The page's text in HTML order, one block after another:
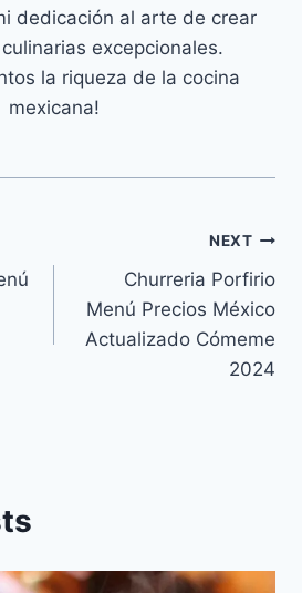
dedicación al arte de crear
excepcionales.
la riqueza de la cocina
mexicana!
NEXT
Churreria Porfirio
Menú Precios México
Actualizado Cómeme
2024